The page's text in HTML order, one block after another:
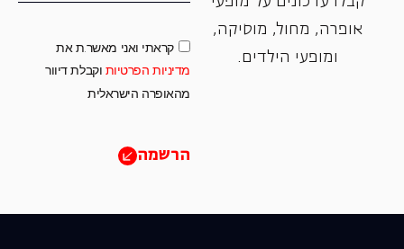
אופרה, ‏מחול, ‏מוסיקה,
ומופעי הילדים.
קראתי ואני מאשר.ת את
מדיניות הפרטיות וקבלת דיוור
מהאופרה הישראלית
הרשמה